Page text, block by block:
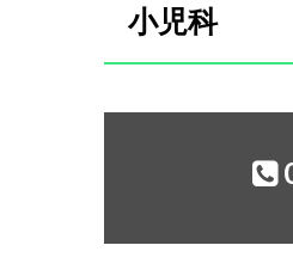
小児科